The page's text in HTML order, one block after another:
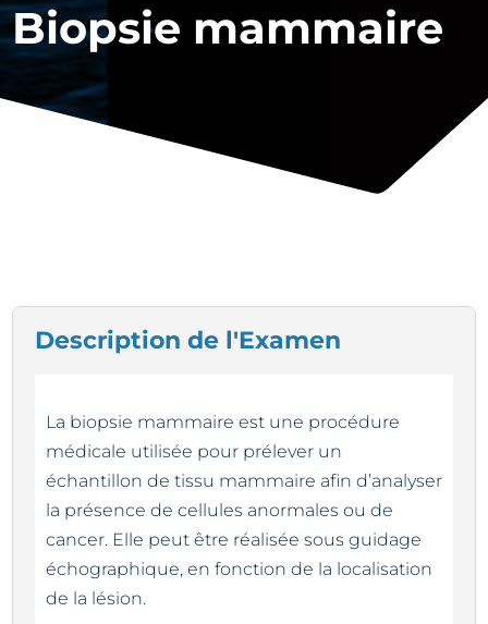
Biopsie mammaire
Description de l'Examen
La biopsie mammaire est une procédure
médicale utilisée pour prélever un
échantillon de tissu mammaire afin d’analyser
la présence de cellules anormales ou de
cancer. Elle peut être réalisée sous guidage
échographique, en fonction de la localisation
de la lésion.